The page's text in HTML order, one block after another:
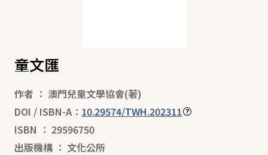
童文匯
作者 ： 澳門兒童文學協會(著)
DOI / ISBN-A： 10.29574/TWH.202311
ISBN ： 29596750
出版機構 ： 文化公所